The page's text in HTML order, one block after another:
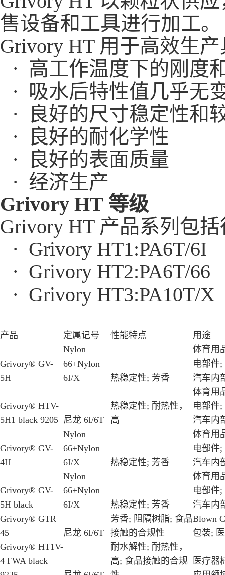
售设备和工具进行加工。
Grivory HT 用于高效生
· 高工作温度下的刚度
· 吸水后特性值几乎无
· 良好的尺寸稳定性和
· 良好的耐化学性
· 良好的表面质量
· 经济生产
Grivory HT 等级
Grivory HT 产品系列包
· Grivory HT1:PA6T/6I
· Grivory HT2:PA6T/66
· Grivory HT3:PA10T/X
产品 定属记号 性能特点 用途
Grivory® GV-
5H
Nylon
66+Nylon
6I/X
热稳定性; 芳香
体育用
电部件
汽车内
Grivory® HTV-
5H1 black 9205 尼龙 6I/6T
热稳定性; 耐热性，
高
体育用
电部件
汽车内
Grivory® GV-
4H
Nylon
66+Nylon
6I/X
热稳定性; 芳香
体育用
电部件
汽车内
Grivory® GV-
5H black
Nylon
66+Nylon
6I/X
热稳定性; 芳香
体育用
电部件
汽车内
Grivory® GTR
45
尼龙 6I/6T
芳香; 阻隔树脂; 食品
接触的合规性
Blown
包装;
Grivory® HT1V-
4 FWA black
耐水解性; 耐热性，
高; 食品接触的合规
医疗器